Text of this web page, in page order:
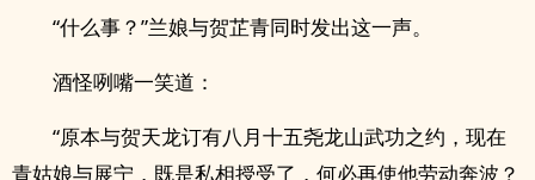
“什么事？”兰娘与贺芷青同时发出这一声。
酒怪咧嘴一笑道：
“原本与贺天龙订有八月十五尧龙山武功之约，现在
青姑娘与展宁，既是私相授受了，何必再使他劳动奔波？